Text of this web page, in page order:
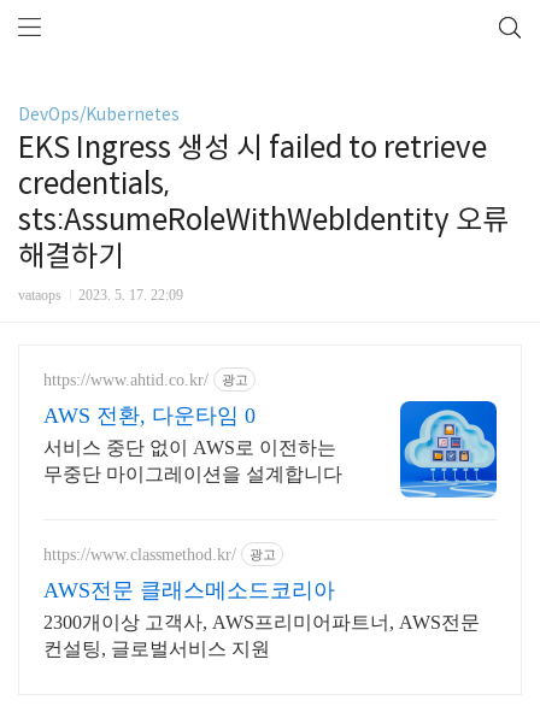
DevOps/Kubernetes
EKS Ingress 생성 시 failed to retrieve
credentials,
sts:AssumeRoleWithWebIdentity 오류
해결하기
vataops 2023. 5. 17. 22:09
https://www.ahtid.co.kr/ 광고
AWS 전환, 다운타임 0
서비스 중단 없이 AWS로 이전하는
무중단 마이그레이션을 설계합니다
https://www.classmethod.kr/ 광고
AWS전문 클래스메소드코리아
2300개이상 고객사, AWS프리미어파트너, AWS전문
컨설팅, 글로벌서비스 지원